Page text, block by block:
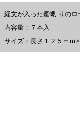
経文が入った蜜蝋 りの
内容量：７本入
サイズ：長さ１２５ｍｍ